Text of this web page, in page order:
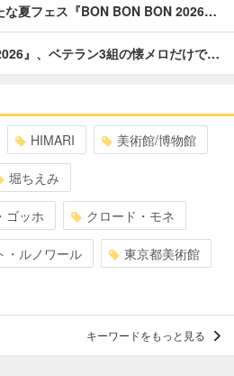
な夏フェス『BON BON BON 2026…
』、ベテラン3組の懐メロだけで…
HIMARI 美術館/博物館
堀ちえみ
ゴッホ クロード・モネ
・ルノワール 東京都美術館
キーワードをもっと見る